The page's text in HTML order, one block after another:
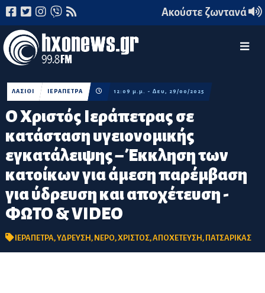
Ακούστε ζωντανά
Ο Χριστός Ιεράπετρας σε
κατάσταση υγειονομικής
εγκατάλειψης – Έκκληση των
κατοίκων για άμεση παρέμβαση
για ύδρευση και αποχέτευση -
ΦΩΤΟ & VIDEO
ΛΑΣΙΘΙ ΙΕΡΑΠΕΤΡΑ 12:09 μ.μ. - Δευ, 29/00/2025
ΙΕΡΑΠΕΤΡΑ,ΥΔΡΕΥΣΗ, ΝΕΡΟ,ΧΡΙΣΤΟΣ,ΑΠΟΧΕΤΕΥΣΗ, ΠΑΤΣΑΡΙΚΑΣ